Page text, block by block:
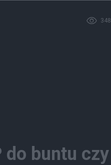
348
do buntu czy